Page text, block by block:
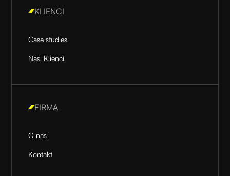
KLIENCI
Case studies
Nasi Klienci
FIRMA
O nas
Kontakt